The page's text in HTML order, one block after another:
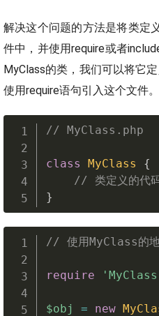
解决这个问题的方法是将类定
件中，并使用require或者
MyClass的类，我们可以将它
使用require语句引入这个文件。
// MyClass.php
class MyClass
{
// 类定义的代
}
// 使用MyClass的
require
$obj = new